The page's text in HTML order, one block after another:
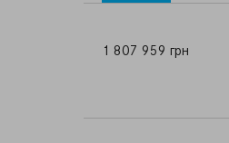
1 807 959 грн